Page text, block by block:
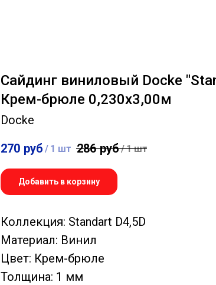
Сайдинг виниловый Docke
Крем-брюле 0,230х3,00м
Docke
270 руб / 1 шт 286 руб/1 шт
Добавить в корзину
Коллекция: Standart D4,5D
Материал: Винил
Цвет: Крем-брюле
Толщина: 1 мм